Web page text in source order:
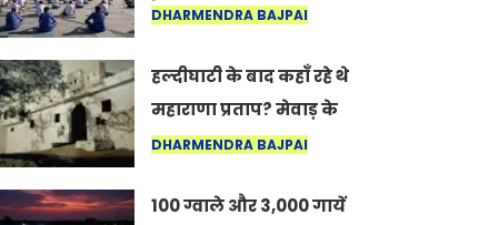
है: अंतरराष्ट्रीय योग दिवस
DHARMENDRA BAJPAI
हल्दीघाटी के बाद कहाँ रहे थे
महाराणा प्रताप? मेवाड़ के
इतिहास का वह अनकहा
में जीवित है
DHARMENDRA BAJPAI
100 ग्वाले और 3,000 गायें